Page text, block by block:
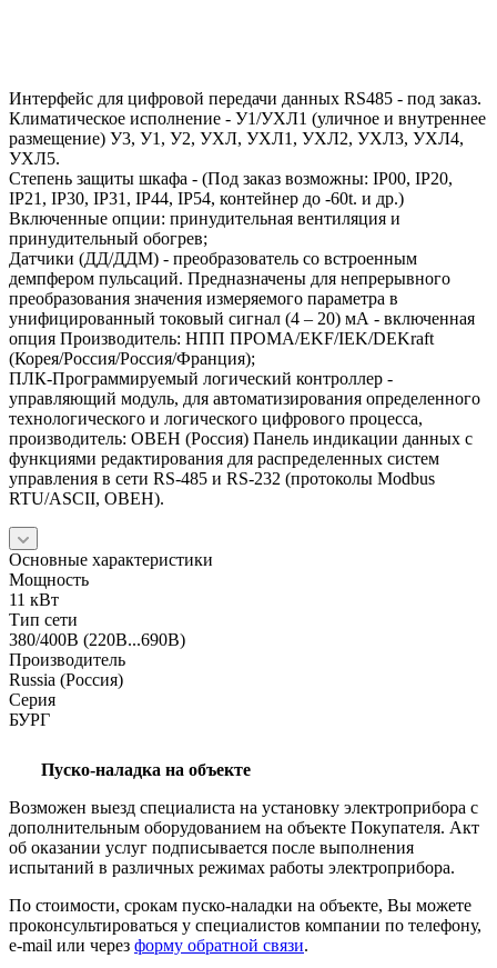
Интерфейс для цифровой передачи данных RS485 - под заказ.
Климатическое исполнение - У1/УХЛ1 (уличное и внутреннее
размещение) У3, У1, У2, УХЛ, УХЛ1, УХЛ2, УХЛ3, УХЛ4,
УХЛ5.
Степень защиты шкафа - (Под заказ возможны: IP00, IP20,
IP21, IP30, IP31, IP44, IP54, контейнер до -60t. и др.)
Включенные опции: принудительная вентиляция и
принудительный обогрев;
Датчики (ДД/ДДМ) - преобразователь со встроенным
демпфером пульсаций. Предназначены для непрерывного
преобразования значения измеряемого параметра в
унифицированный токовый сигнал (4 – 20) мА - включенная
опция Производитель: НПП ПРОМА/EKF/IEK/DEKraft
(Корея/Россия/Россия/Франция);
ПЛК-Программируемый логический контроллер -
управляющий модуль, для автоматизирования определенного
технологического и логического цифрового процесса,
производитель: ОВЕН (Россия) Панель индикации данных с
функциями редактирования для распределенных систем
управления в сети RS-485 и RS-232 (протоколы Modbus
RTU/ASCII, ОВЕН).
Основные характеристики
Мощность
11 кВт
Тип сети
380/400В (220В...690В)
Производитель
Russia (Россия)
Серия
БУРГ
Пуско-наладка на объекте
Возможен выезд специалиста на установку электроприбора с
дополнительным оборудованием на объекте Покупателя. Акт
об оказании услуг подписывается после выполнения
испытаний в различных режимах работы электроприбора.
По стоимости, срокам пуско-наладки на объекте, Вы можете
проконсультироваться у специалистов компании по телефону,
e-mail или через форму обратной связи.